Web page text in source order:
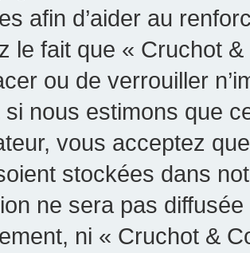
afin d’aider au
le fait que « Cruchot
ou de verrouiller
si nous estimons que
vous acceptez
stockées dans
ne sera pas
ni « Cruchot &